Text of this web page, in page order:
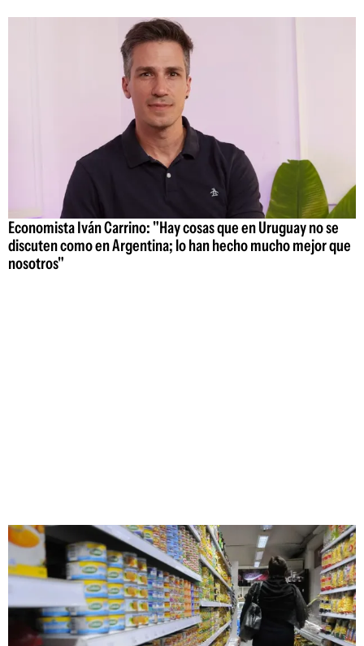
Economista Iván Carrino: "Hay cosas que en Uruguay no se
discuten como en Argentina; lo han hecho mucho mejor que
nosotros"